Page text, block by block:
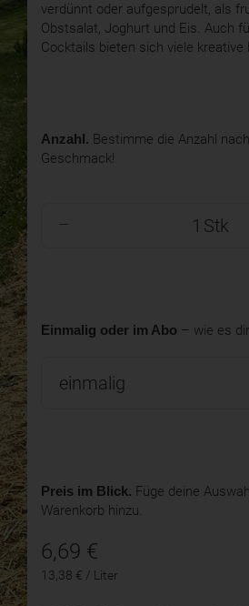
verdünnt oder aufgesprudelt, als
Obstsalat, Joghurt und Eis. Auch
Cocktails bieten sich viele kreative
Anzahl. Bestimme die Anzahl
Geschmack!
Stk
Einmalig oder im Abo – wie es
Preis im Blick. Füge deine
Warenkorb hinzu.
6,69 €
13,38 € / Liter